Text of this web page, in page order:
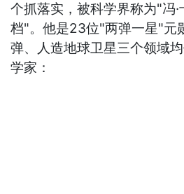
个抓落实，被科学界称为"冯
档"。他是23位"两弹一星"元
弹、人造地球卫星三个领域
学家：